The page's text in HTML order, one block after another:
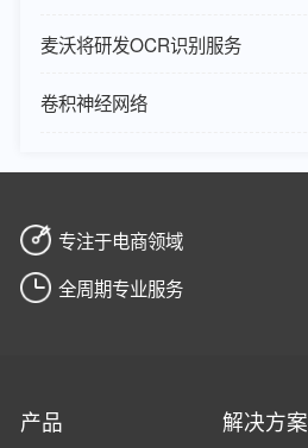
麦沃将研发OCR识别服务
卷积神经网络
专注于电商领域
全周期专业服务
产品 解决方案